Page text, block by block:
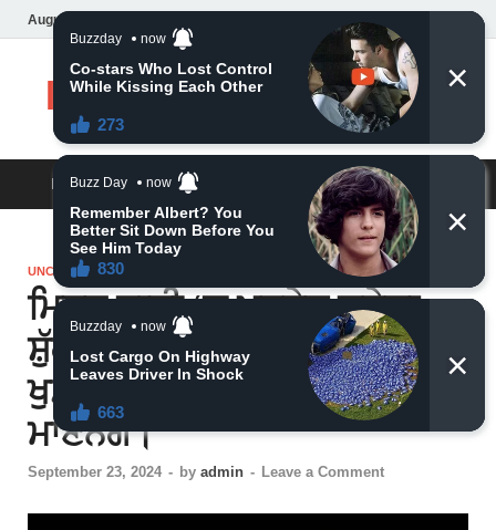
August 7, 2026
Daily News
MAIN MENU
UNCATEGORIZED
ਮਿਥੁਨ ਰਾਸ਼ੀ ‘ਚ ਪ੍ਰਵੇਸ਼ ਕਰੇਗਾ
ਸ਼ੁੱਕਰ, ਇਨ੍ਹਾਂ ਰਾਸ਼ੀਆਂ ਦੇ ਲੋਕ
ਖੁਸ਼ਹਾਲੀ ਅਤੇ ਖੁਸ਼ਹਾਲੀ ਦਾ ਆਨੰਦ
ਮਾਣਨਗੇ।
September 23, 2024 - by admin - Leave a Comment